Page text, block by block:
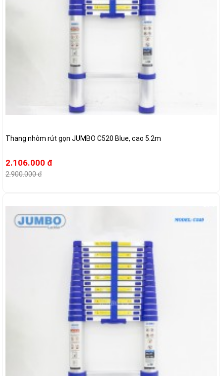
Thang nhôm rút gọn JUMBO C520 Blue, cao 5.2m
2.106.000 đ
2.900.000 đ